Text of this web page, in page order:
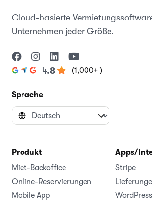
Cloud-basierte
Unternehmen jeder Größe.
4.8 (1,000+ )
Sprache
Produkt
Miet-Backoffice
Online-Reservierungen
Mobile App
Apps/
Stripe
WordPress